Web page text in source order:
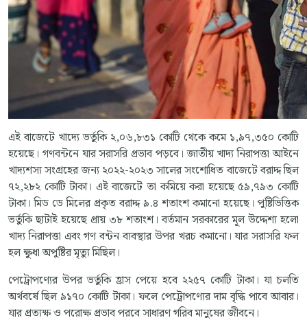
এই বাজেটে খাদ্যে ভর্তুকি ২,০৬,৮৩১ কোটি থেকে কমে ১,৯৭,৩৫০ কোটি
হয়েছে। গণবন্টনে যার সরাসরি প্রভাব পড়বে। জাতীয় খাদ্য নিরাপত্তা আইনে
খাদ্যশস্য সংগ্রহের জন্য ২০২২-২০২৩ সালের সংশোধিত বাজেটে বরাদ্দ ছিল
৭২,২৮২ কোটি টাকা। এই বাজেটে তা কমিয়ে করা হয়েছে ৫৯,৭৯৩ কোটি
টাকা। মিড ডে মিলের প্রকৃত বরাদ্দ ৯.৪ শতাংশ কমানো হয়েছে। পুষ্টিভিত্তিক
ভর্তুকি ছাটাই হয়েছে প্রায় ৩৮ শতাংশ। বর্তমান সরকারের মূল উদ্দেশ্য হলো
খাদ্য নিরাপত্তা এবং গণ বন্টন ব্যবস্থার উপর খরচ কমানো। যার সরাসরি ফল
হল ক্ষুধা অপুষ্টির মৃত্যু মিছিল।
পেট্রোপণ্যের উপর ভর্তুকি হ্রাস পেয়ে হবে ২২৫৭ কোটি টাকা। যা চলতি
অর্থবর্ষে ছিল ৯১৭০ কোটি টাকা। ফলে পেট্রোপণ্যের দাম বৃদ্ধি পাবে আবার।
যার প্রত্যক্ষ ও পরোক্ষ প্রভাব পরবে সাধারণ গরিব মানুষের জীবনে।